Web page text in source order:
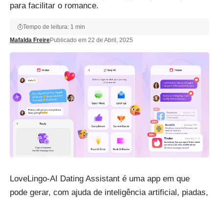
para facilitar o romance.
Mafalda FreirePublicado em 22 de Abril, 2025
Tempo de leitura: 1 min
LoveLingo-AI Dating Assistant é uma app em que
pode gerar, com ajuda de inteligência artificial, piadas,